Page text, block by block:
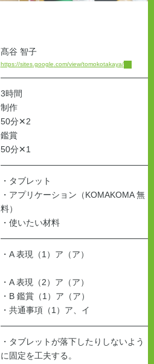
髙谷 智子
https://sites.google .com/view/tomokotakaya/
3時間
制作
50分✕2
鑑賞
50分✕1
・タブレット
・アプリケーション （KOMAKOMA 無
料）
・使いたい材料
・A 表現 （1） ア （ア）
・A 表現 （2） ア （ア）
・B 鑑賞（1） ア （ア）
・共通事項（1） ア、イ
・タブレットが落下したりしないよう
に固定を工夫する。